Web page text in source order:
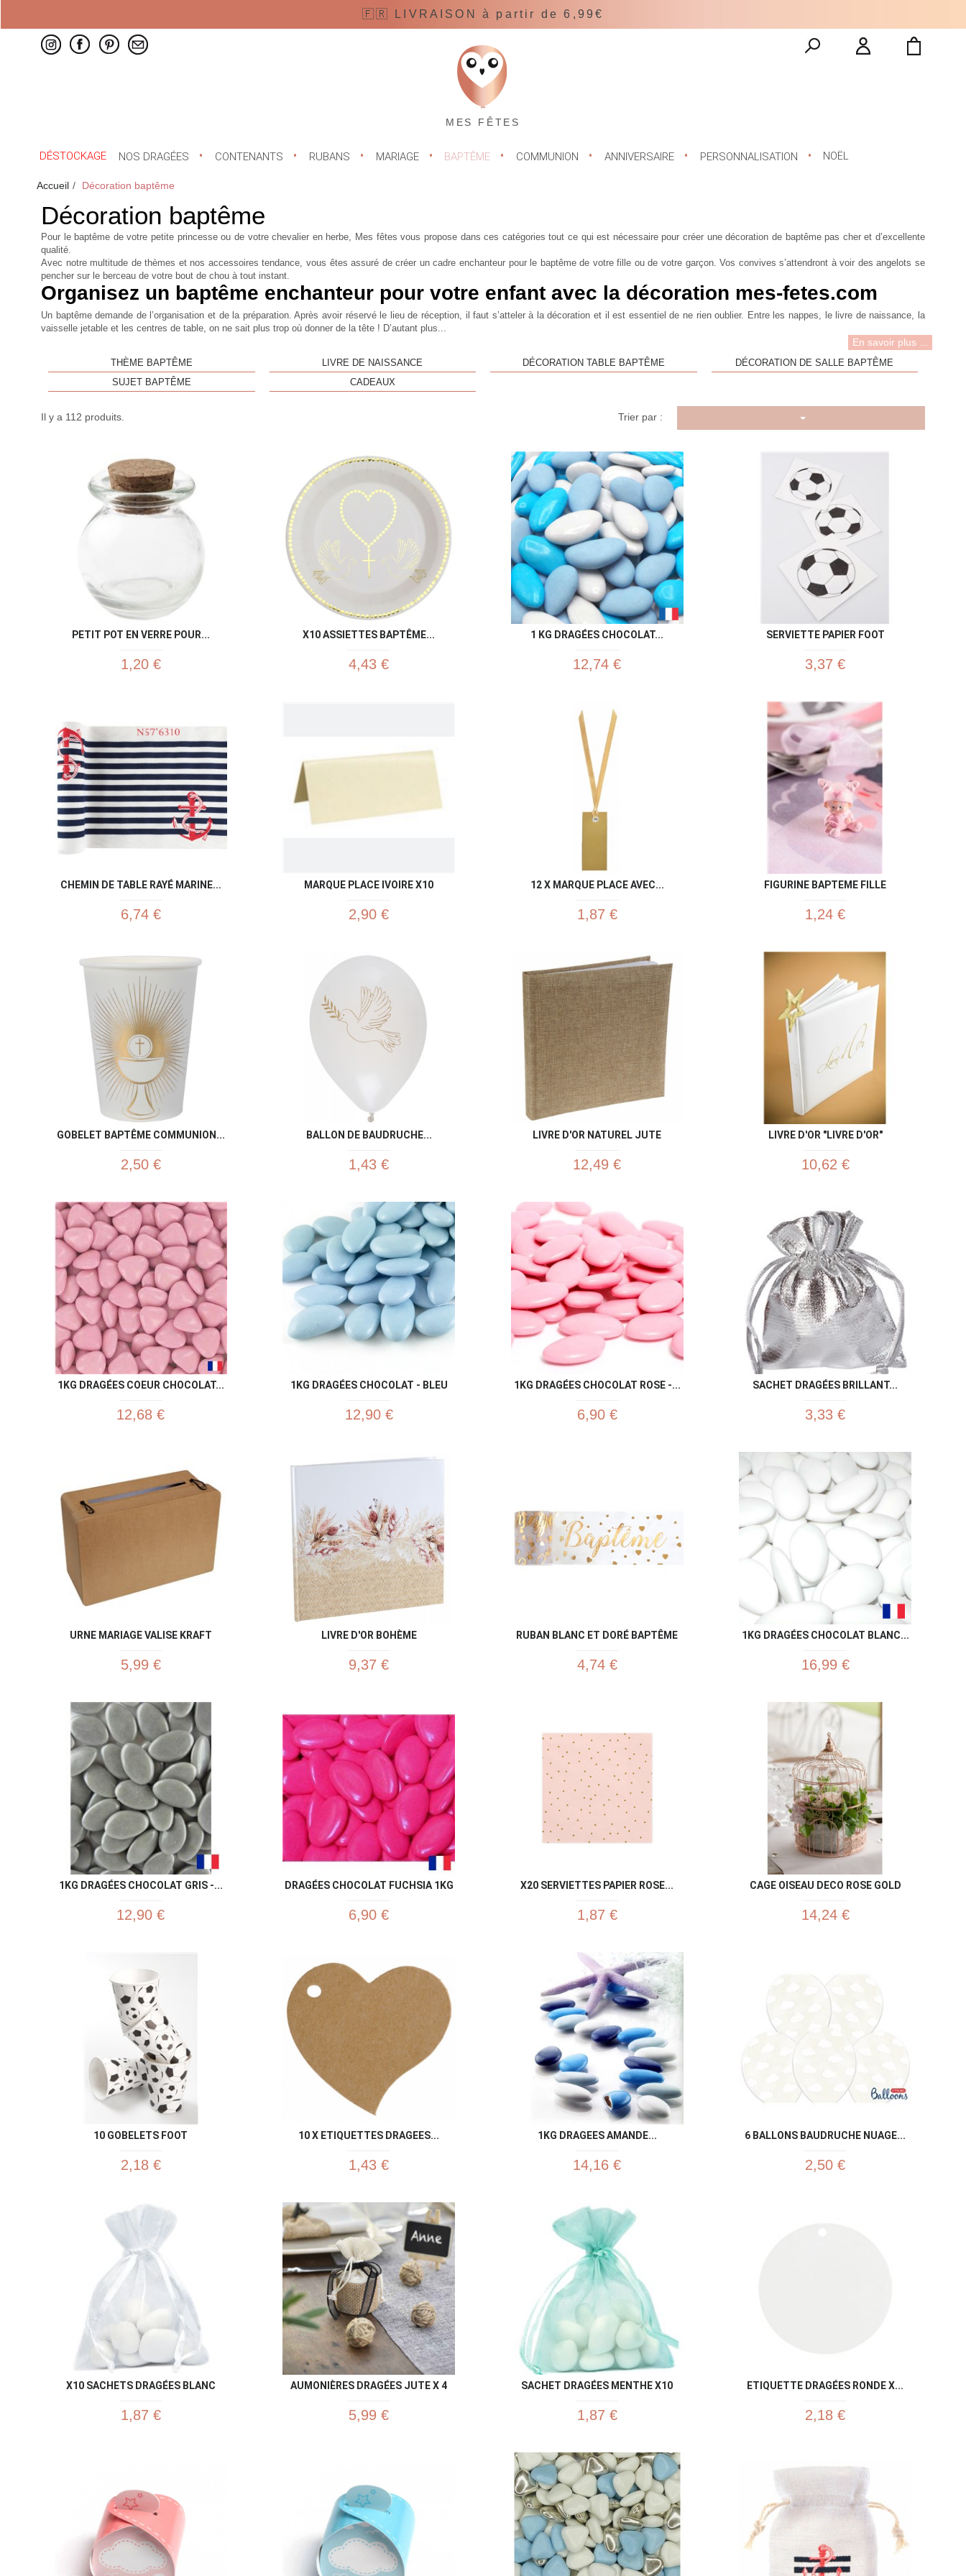
🇫🇷 LIVRAISON à partir de 6,99€
MES FÊTES
DÉSTOCKAGE NOS DRAGÉES CONTENANTS RUBANS MARIAGE BAPTÊME COMMUNION ANNIVERSAIRE PERSONNALISATION NOËL
Accueil Décoration baptême
Décoration baptême
Pour le baptême de votre petite princesse ou de votre chevalier en herbe, Mes fêtes vous propose dans ces catégories tout ce qui est nécessaire pour créer unedécoration de baptême pas cheret d’excellente
qualité.
Avec notre multitude de thèmes et nos accessoires tendance, vous êtes assuré de créer un cadre enchanteur pour le baptême de votre fille ou de votre garçon. Vos convives s’attendront à voir des angelots se
pencher sur le berceau de votre bout de chou à tout instant.
Organisez un baptême enchanteur pour votre enfant avec la décoration mes-fetes.com
Un baptême demande de l’organisation et de la préparation. Après avoir réservé le lieu de réception, il faut s’atteler à la décoration et il est essentiel de ne rien oublier. Entre les nappes, le livre de naissance, la
vaisselle jetable et les centres de table, on ne sait plus trop où donner de la tête ! D’autant plus...
En savoir plus ...
THÈME BAPTÊME LIVRE DE NAISSANCE DÉCORATION TABLE BAPTÊME
DÉCORATION DE SALLE BAPTÊME
SUJET BAPTÊME
CADEAUX
Il y a 112 produits. Trier par :
PETIT POT EN VERRE POUR...
1,20 €
Aperçu rapide
X10 ASSIETTES BAPTÊME...
4,43 €
Aperçu rapide
1 KG DRAGÉES CHOCOLAT...
12,74 €

SERVIETTE PAPIER FOOT
3,37 €
CHEMIN DE TABLE RAYÉ MARINE...
6,74 €
MARQUE PLACE IVOIRE X10
2,90 €
Aperçu rapide
12 X MARQUE PLACE AVEC...
1,87 €
Aperçu rapide
FIGURINE BAPTEME FILLE
1,24 €
GOBELET BAPTÊME COMMUNION...
2,50 €
Aperçu rapide
BALLON DE BAUDRUCHE...
1,43 €
Aperçu rapide
LIVRE D'OR NATUREL JUTE
12,49 €
Aperçu rapide
LIVRE D'OR "LIVRE D'OR"
10,62 €
1KG DRAGÉES COEUR CHOCOLAT...
12,68 €
Aperçu rapide
1KG DRAGÉES CHOCOLAT - BLEU
12,90 €
Aperçu rapide
1KG DRAGÉES CHOCOLAT ROSE -...
6,90 €
Aperçu rapide
SACHET DRAGÉES BRILLANT...
3,33 €
URNE MARIAGE VALISE KRAFT
5,99 €
LIVRE D'OR BOHÈME
9,37 €
RUBAN BLANC ET DORÉ BAPTÊME
4,74 €
 Aperçu rapide
1KG DRAGÉES CHOCOLAT BLANC...
16,99 €
1KG DRAGÉES CHOCOLAT GRIS -...
12,90 €
Aperçu rapide
DRAGÉES CHOCOLAT FUCHSIA 1KG
6,90 €
X20 SERVIETTES PAPIER ROSE...
1,87 €
Aperçu rapide
CAGE OISEAU DECO ROSE GOLD
14,24 €
10 GOBELETS FOOT
2,18 €
Aperçu rapide
10 X ETIQUETTES DRAGEES...
1,43 €
Aperçu rapide
1KG DRAGEES AMANDE...
14,16 €
6 BALLONS BAUDRUCHE NUAGE...
2,50 €
X10 SACHETS DRAGÉES BLANC
1,87 €
Aperçu rapide
AUMONIÈRES DRAGÉES JUTE X 4
5,99 €
 Aperçu rapide
SACHET DRAGÉES MENTHE X10
1,87 €
ETIQUETTE DRAGÉES RONDE X...
2,18 €
Aperçu rapide Aperçu rapide